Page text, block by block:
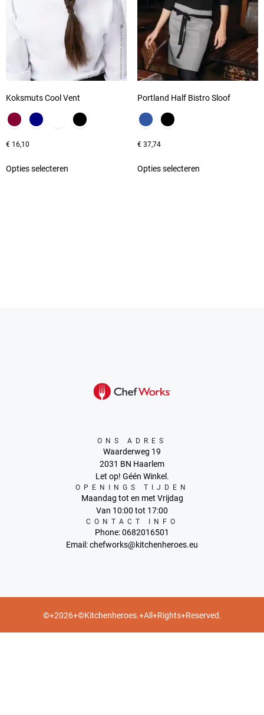
Koksmuts Cool Vent
€ 16,10
Opties selecteren
Portland Half Bistro Sloof
€37,74
Opties selecteren
ONS ADRES
Waarderweg 19
2031 BN Haarlem
Let op! Géén Winkel.
OPENINGS TIJDEN
Maandag tot en met Vrijdag
Van 10:00 tot 17:00
CONTACT INFO
Phone: 0682016501
Email: chefworks@kitchenheroes.eu
©+2026+©Kitchenheroes.+All+Rights+Reserved.